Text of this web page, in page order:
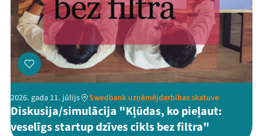
2026. gada 11. jūlijs Swedbank uzņēmējdarbības skatuve
Diskusija/simulācija "Kļūdas, ko pieļaut:
veselīgs startup dzīves cikls bez filtra"